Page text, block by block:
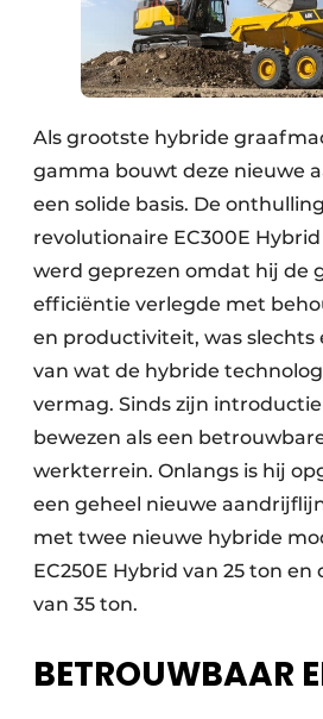
Als grootste hybride
gamma bouwt deze nieuwe
een solide basis. De
revolutionaire EC300E Hybrid
werd geprezen omdat hij de
efficiëntie verlegde met
en productiviteit, was slechts
van wat de hybride
vermag. Sinds zijn
bewezen als een
werkterrein. Onlangs is hij
een geheel nieuwe
met twee nieuwe hybride
EC250E Hybrid van 25 ton en
van 35 ton.
BETROUWBAAR